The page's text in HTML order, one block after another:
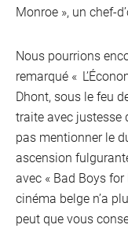
Monroe », un chef-
Nous pourrions
remarqué «
Dhont, sous le feu
traite avec justesse
pas mentionner le
ascension
avec « Bad Boys for
cinéma belge n’a
peut que vous